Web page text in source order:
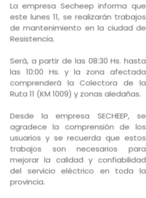
La empresa Secheep informa que
este lunes 11, se realizarán trabajos
de mantenimiento en la ciudad de
Resistencia.
Será, a partir de las 08:30 Hs. hasta
las 10:00 Hs. y la zona afectada
comprenderá la Colectora de la
Ruta 11 (KM 1009) y zonas aledañas.
Desde la empresa SECHEEP, se
agradece la comprensión de los
usuarios y se recuerda que estos
trabajos son necesarios para
mejorar la calidad y confiabilidad
del servicio eléctrico en toda la
provincia.